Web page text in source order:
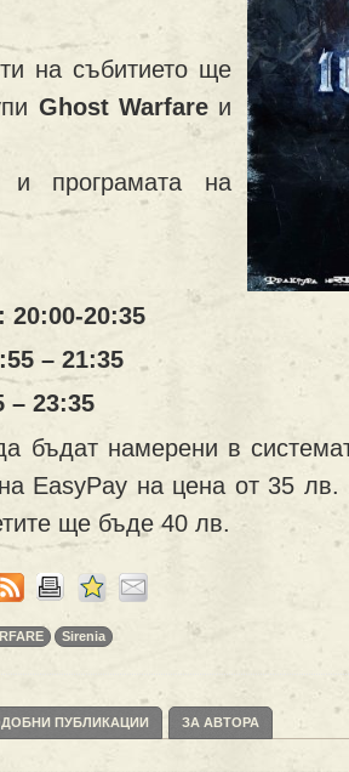
на събитието ще
Ghost Warfareи
програмата на
20:00-20:35
– 21:35
– 23:35
бъдат намерени в
EasyPay на цена от 35
ще бъде 40 лв.
Sirenia
ПУБЛИКАЦИИ ЗА АВТОРА